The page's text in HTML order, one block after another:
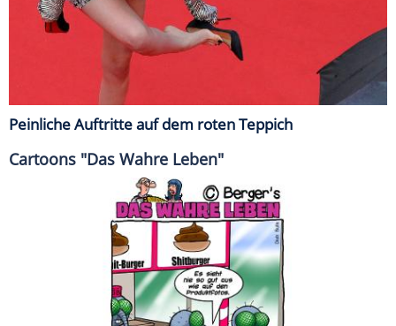
Peinliche Auftritte auf dem roten Teppich
Cartoons "Das Wahre Leben"